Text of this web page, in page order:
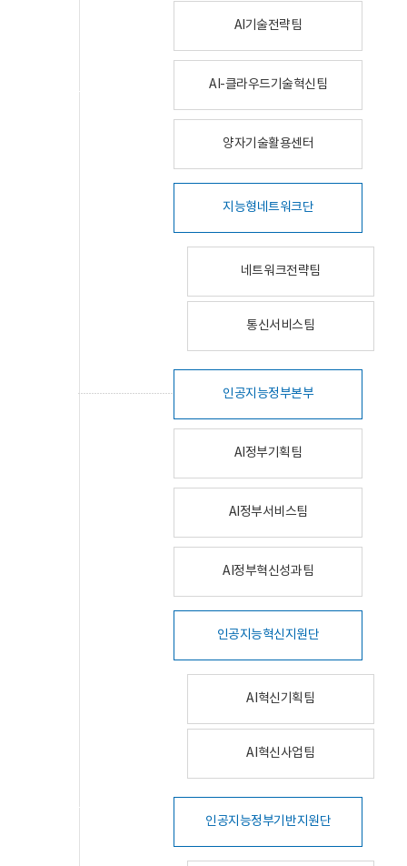
AI기술전략팀
AI-클라우드기술혁신팀
양자기술활용센터
지능형네트워크단
네트워크전략팀
통신서비스팀
인공지능정부본부
AI정부기획팀
AI정부서비스팀
AI정부혁신성과팀
인공지능혁신지원단
AI혁신기획팀
AI혁신사업팀
인공지능정부기반지원단